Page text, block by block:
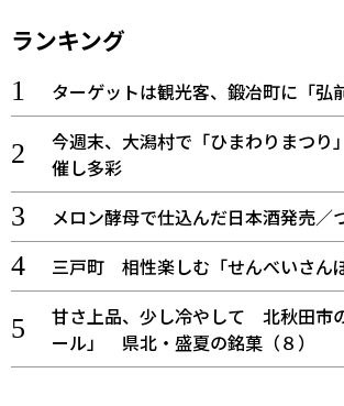
ランキング
ターゲットは観光客、鍛冶町に「弘
今週末、大潟村で「ひまわりまつ
催し多彩
メロン酵母で仕込んだ日本酒発売／
三戸町 相性楽しむ「せんべいさん
甘さ上品、少し冷やして 北秋田市
ール」 県北・盛夏の銘菓（８）